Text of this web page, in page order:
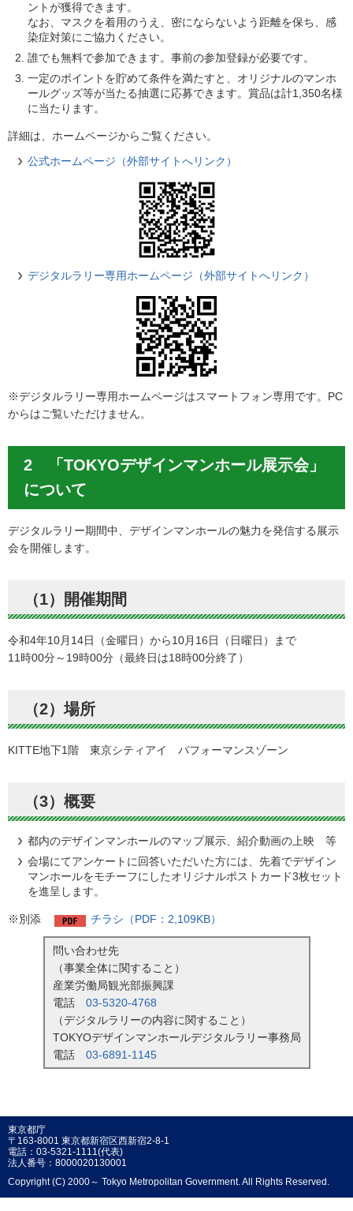
ントが獲得できます。
なお、マスクを着用のうえ、密にならないよう距離を保ち、感
染症対策にご協力ください。
誰でも無料で参加できます。事前の参加登録が必要です。
一定のポイントを貯めて条件を満たすと、オリジナルのマンホ
ールグッズ等が当たる抽選に応募できます。賞品は計1,350名様
に当たります。
詳細は、ホームページからご覧ください。
公式ホームページ（外部サイトへリンク）
デジタルラリー専用ホームページ（外部サイトへリンク）
※デジタルラリー専用ホームページはスマートフォン専用です。PC
からはご覧いただけません。
2 「TOKYOデザインマンホール展示会」
について
デジタルラリー期間中、デザインマンホールの魅力を発信する展示
会を開催します。
（1）開催期間
令和4年10月14日（金曜日）から10月16日（日曜日）まで
11時00分～19時00分（最終日は18時00分終了）
（2）場所
KITTE地下1階 東京シティアイ パフォーマンスゾーン
（3）概要
都内のデザインマンホールのマップ展示、紹介動画の上映 等
会場にてアンケートに回答いただいた方には、先着でデザイン
マンホールをモチーフにしたオリジナルポストカード3枚セット
を進呈します。
※別添 チラシ（PDF：2,109KB）
問い合わせ先
（事業全体に関すること）
産業労働局観光部振興課
電話 03-5320-4768
（デジタルラリーの内容に関すること）
TOKYOデザインマンホールデジタルラリー事務局
電話 03-6891-1145
東京都庁
〒163-8001 東京都新宿区西新宿2-8-1
電話：03-5321-1111(代表)
法人番号：8000020130001
Copyright (C) 2000～ Tokyo Metropolitan Government. All Rights Reserved.